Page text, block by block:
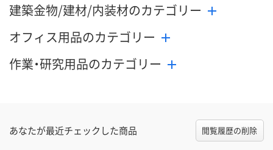
建築金物/建材/内装材のカテゴリー
オフィス用品のカテゴリー
作業・研究用品のカテゴリー
あなたが最近チェックした商品 閲覧履歴の削除